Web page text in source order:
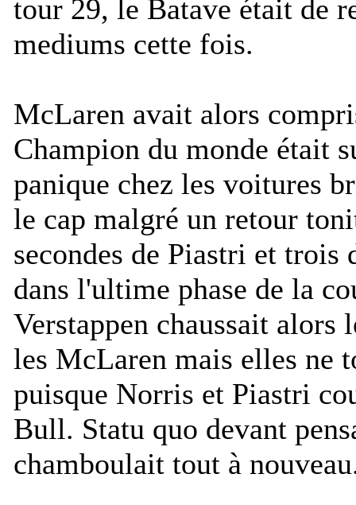
tour 29, le Batave était de
mediums cette fois.
McLaren avait alors
Champion du monde était
panique chez les voitures
le cap malgré un retour
secondes de Piastri et
dans l'ultime phase de la
Verstappen chaussait alors
les McLaren mais elles ne
puisque Norris et Piastri
Bull. Statu quo devant
chamboulait tout à